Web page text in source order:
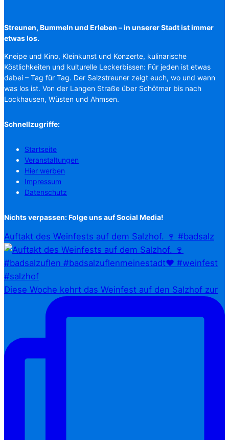
Streunen, Bummeln und Erleben – in unserer Stadt ist immer
etwas los.
Kneipe und Kino, Kleinkunst und Konzerte, kulinarische
Köstlichkeiten und kulturelle Leckerbissen: Für jeden ist etwas
dabei – Tag für Tag. Der Salzstreuner zeigt euch, wo und wann
was los ist. Von der Langen Straße über Schötmar bis nach
Lockhausen, Wüsten und Ahmsen.
Schnellzugriffe:
Startseite
Veranstaltungen
Hier werben
Impressum
Datenschutz
Nichts verpassen: Folge uns auf Social Media!
Auftakt des Weinfests auf dem Salzhof. 🍷 #badsalz
Diese Woche kehrt das Weinfest auf den Salzhof zur